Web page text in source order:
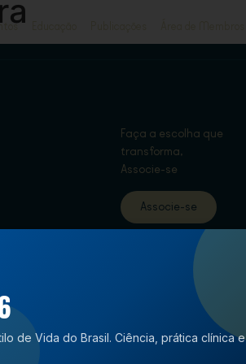
Faça a escolha que
transforma,
Associe-se
Associe-se
de Vida do Brasil. Ciência, prática clínica e